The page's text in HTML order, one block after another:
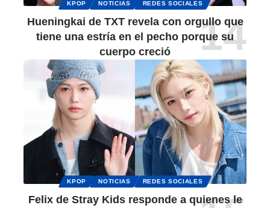
KPOP NOTICIAS REDES SOCIALES
Hueningkai de TXT revela con orgullo que
tiene una estría en el pecho porque su
cuerpo creció
KPOP NOTICIAS REDES SOCIALES
Felix de Stray Kids responde a quienes le